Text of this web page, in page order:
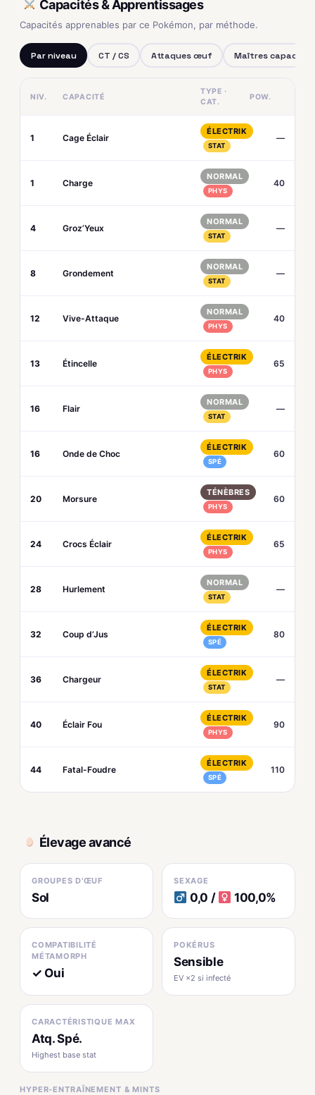
Capacités & Apprentissages
Capacités apprenables par ce Pokémon, par méthode.
Par niveau CT / CS Attaques œuf Maîtres capacités
NIV. CAPACITÉ
TYPE ·
CAT.
POW.
1 Cage Éclair
ÉLECTRIK
STAT
—
1 Charge
NORMAL
PHYS
40
4 Groz’Yeux
NORMAL
STAT
—
8 Grondement
NORMAL
STAT
—
12 Vive-Attaque
NORMAL
PHYS
40
13 Étincelle
ÉLECTRIK
PHYS
65
16 Flair
NORMAL
STAT
—
16 Onde de Choc
ÉLECTRIK
SPÉ
60
20 Morsure
TÉNÈBRES
PHYS
60
24 Crocs Éclair
ÉLECTRIK
PHYS
65
28 Hurlement
NORMAL
STAT
—
32 Coup d’Jus
ÉLECTRIK
SPÉ
80
36 Chargeur
ÉLECTRIK
STAT
—
40 Éclair Fou
ÉLECTRIK
PHYS
90
44 Fatal-Foudre
ÉLECTRIK
SPÉ
110
Élevage avancé
GROUPES D'ŒUF
Sol
SEXAGE
0,0 / 100,0%
COMPATIBILITÉ
MÉTAMORPH
✓ Oui
POKÉRUS
Sensible
EV ×2 si infecté
CARACTÉRISTIQUE MAX
Atq. Spé.
Highest base stat
HYPER-ENTRAÎNEMENT & MINTS